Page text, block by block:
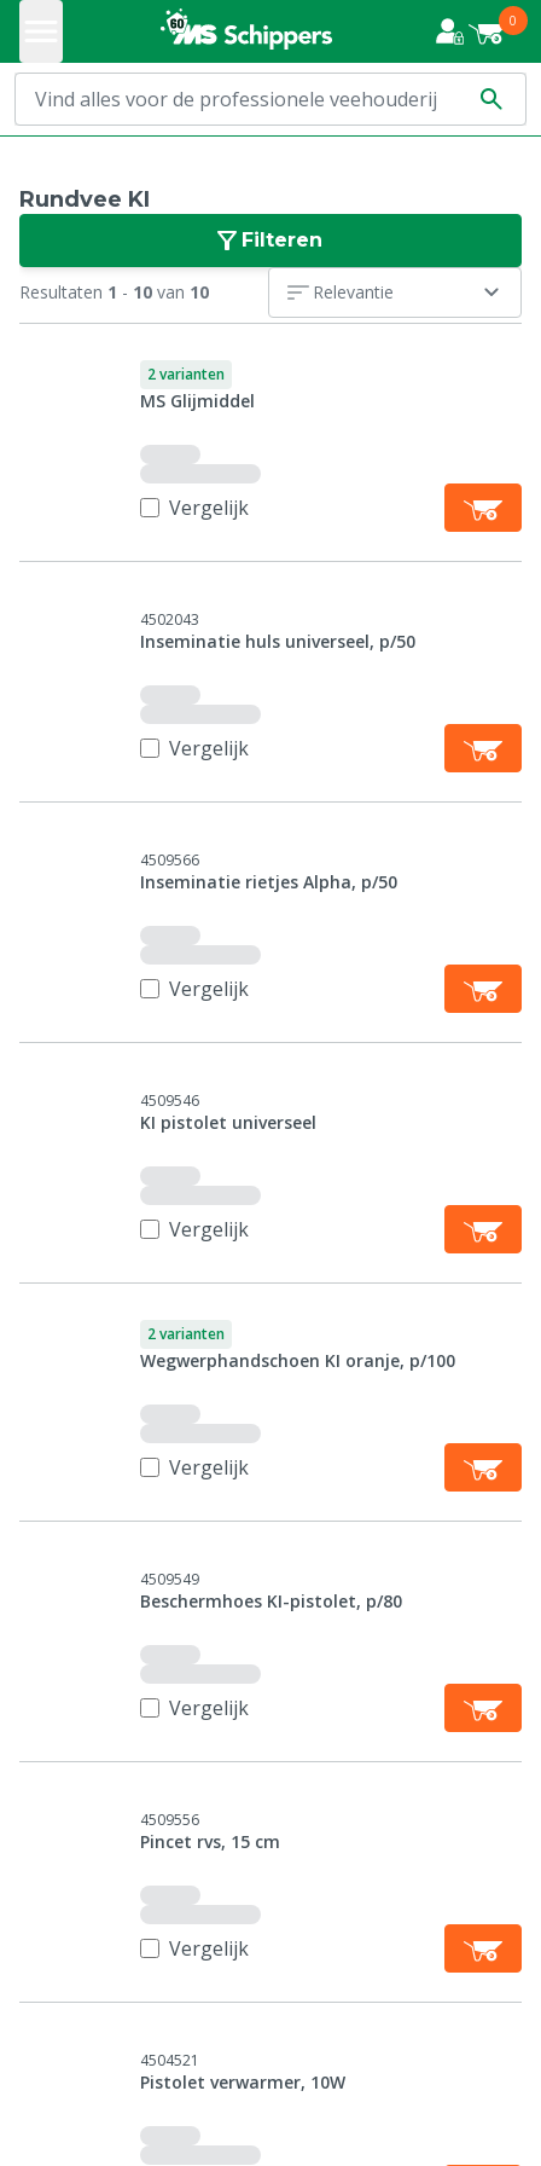
0
Rundvee KI
Filteren
Resultaten 1 - 10 van 10 Relevantie
2 varianten
MS Glijmiddel
Vergelijk
4502043
Inseminatie huls universeel, p/50
Vergelijk
4509566
Inseminatie rietjes Alpha, p/50
Vergelijk
4509546
KI pistolet universeel
Vergelijk
2 varianten
Wegwerphandschoen KI oranje, p/100
Vergelijk
4509549
Beschermhoes KI-pistolet, p/80
Vergelijk
4509556
Pincet rvs, 15 cm
Vergelijk
4504521
Pistolet verwarmer, 10W